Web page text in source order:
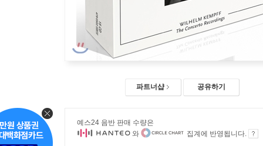
파트너샵 공유하기
예스24 음반 판매 수량은
와
집계에 반영됩니다.